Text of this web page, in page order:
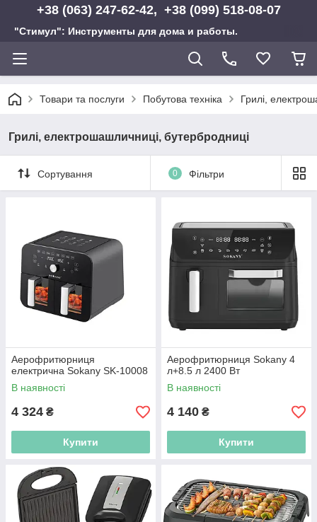
+38 (063) 247-62-42, +38 (099) 518-08-07
"Стимул": Инструменты для дома и работы.
Товари та послуги Побутова техніка Грилі,
Грилі, електрошашличниці, бутербродниці
Сортування 0 Фільтри
Аерофритюрниця
електрична Sokany SK-10008
В наявності
4 324 ₴
Купити
Аерофритюрниця Sokany 4
л+8.5 л 2400 Вт
В наявності
4 140 ₴
Купити